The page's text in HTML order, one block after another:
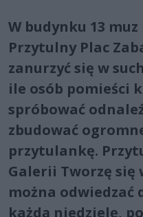
W budynku 13
Przytulny Plac
zanurzyć się w
ile osób pomieści
spróbować
zbudować
przytulankę.
Galerii Tworzę się
można odwiedzać
każdą niedzielę,